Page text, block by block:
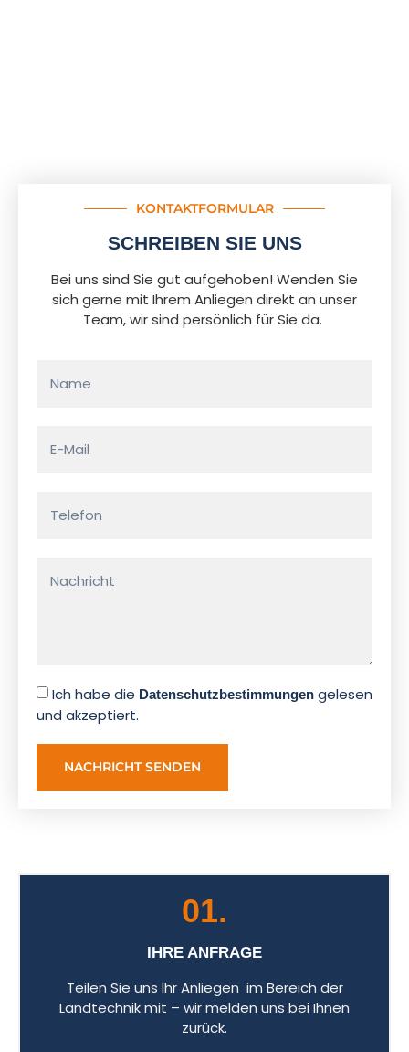
KONTAKTFORMULAR
SCHREIBEN SIE UNS
Bei uns sind Sie gut aufgehoben! Wenden Sie
sich gerne mit Ihrem Anliegen direkt an unser
Team, wir sind persönlich für Sie da.
Ich habe die Datenschutzbestimmungen gelesen
und akzeptiert.
NACHRICHT SENDEN
01.
IHRE ANFRAGE
Teilen Sie uns Ihr Anliegen im Bereich der
Landtechnik mit – wir melden uns bei Ihnen
zurück.